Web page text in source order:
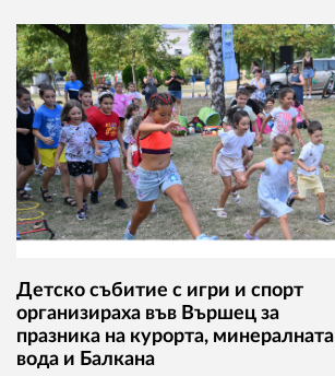
Детско събитие с игри и спорт
организираха във Вършец за
празника на курорта, минералната
вода и Балкана